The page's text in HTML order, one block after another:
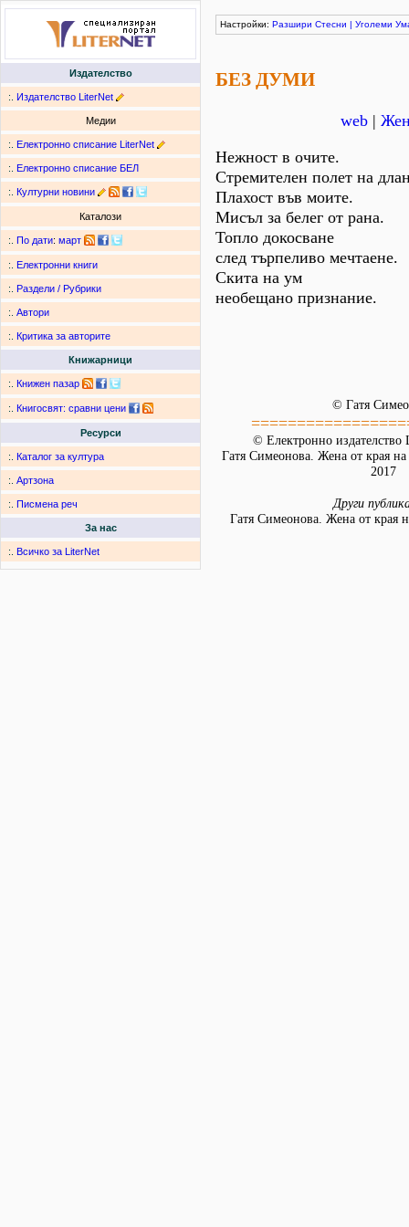
Издателство
:. Издателство LiterNet
Медии
:. Електронно списание LiterNet
:. Електронно списание БЕЛ
:. Културни новини
Каталози
:. По дати: март
:. Електронни книги
:. Раздели / Рубрики
:. Автори
:. Критика за авторите
Книжарници
:. Книжен пазар
:. Книгосвят: сравни цени
Ресурси
:. Каталог за култура
:. Артзона
:. Писмена реч
За нас
:. Всичко за LiterNet
Настройки: Разшири Стесни | Уголеми
БЕЗ ДУМИ
web |
Нежност в очите.
Стремителен полет на
Плахост във моите.
Мисъл за белег от рана.
Топло докосване
след търпеливо мечтаене.
Скита на ум
необещано признание.
© Гатя
© Електронно издателство
Гатя Симеонова. Жена от края
2017
Други
Гатя Симеонова. Жена от края